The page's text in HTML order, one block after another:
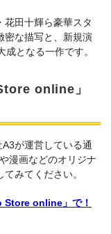
花田十輝ら豪華スタ
密な描写と、新規演
となる一作です。
online」
が運営している通
漫画などのオリジナ
みてください。
Store online」で！